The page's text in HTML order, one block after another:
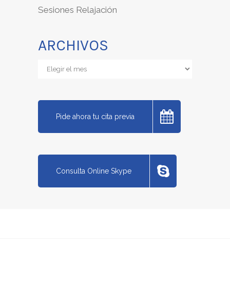
Sesiones Relajación
ARCHIVOS
Archivos
Pide ahora tu cita previa
Consulta Online Skype